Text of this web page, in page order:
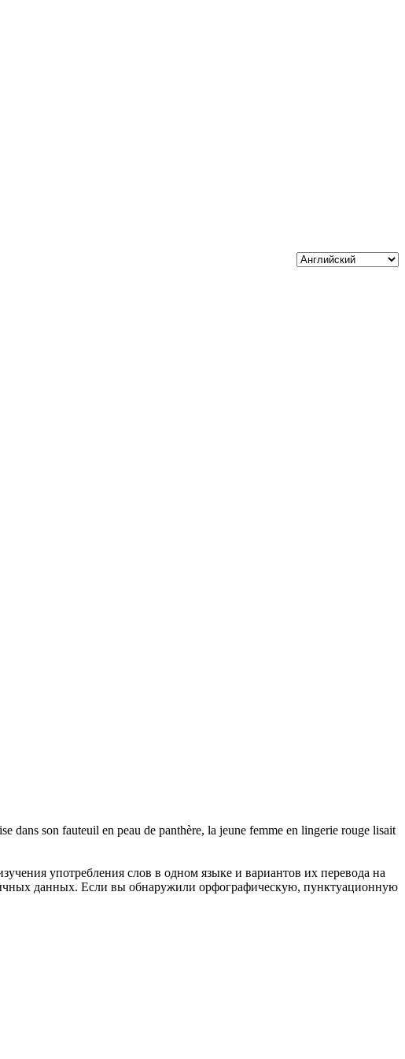
dans son fauteuil en peau de panthère, la jeune femme en lingerie rouge lisait
употребления слов в одном языке и вариантов их перевода на
данных. Если вы обнаружили орфографическую, пунктуационную